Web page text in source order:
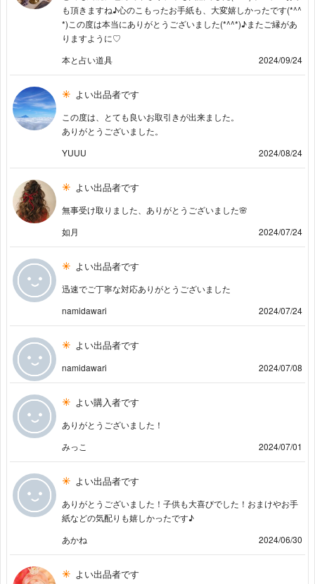
も頂きますね♪心のこもったお手紙も、大変嬉しかったです(*^^
*)この度は本当にありがとうございました(*^^*)♪またご縁があ
りますように♡
本と占い道具
2024/09/24
よい出品者です
この度は、とても良いお取引きが出来ました。
ありがとうございました。
YUUU
2024/08/24
よい出品者です
無事受け取りました、ありがとうございました🌸
如月
2024/07/24
よい出品者です
迅速でご丁寧な対応ありがとうございました
namidawari
2024/07/24
よい出品者です
namidawari 2024/07/08
よい購入者です
ありがとうございました！
みっこ
2024/07/01
よい出品者です
ありがとうございました！子供も大喜びでした！おまけやお手
紙などの気配りも嬉しかったです♪
あかね
2024/06/30
よい出品者です